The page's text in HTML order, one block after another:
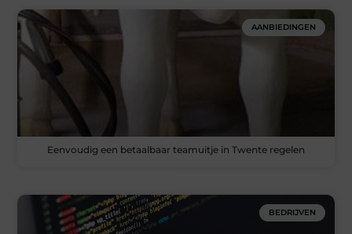
AANBIEDINGEN
Eenvoudig een betaalbaar teamuitje in Twente regelen
BEDRIJVEN